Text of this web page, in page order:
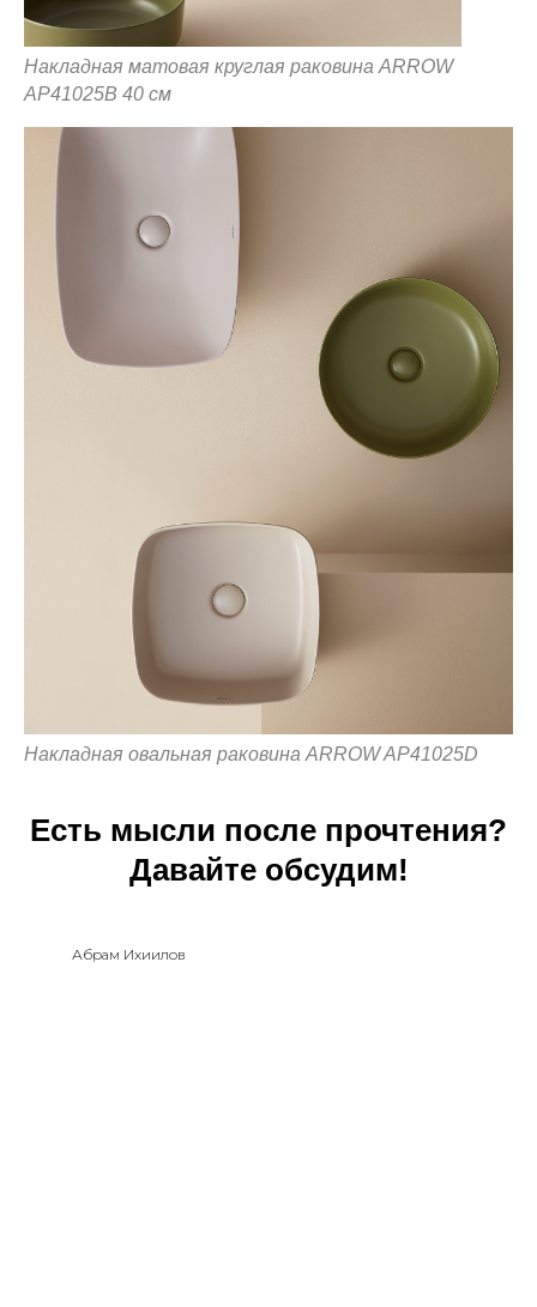
Накладная матовая круглая раковина ARROW
AP41025B 40 см
Накладная овальная раковина ARROW AP41025D
Есть мысли после прочтения?
Давайте обсудим!
Абрам Ихиилов